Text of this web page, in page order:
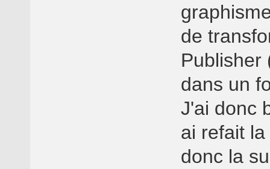
de
Publisher
dans un
J'ai donc
ai refait
donc la